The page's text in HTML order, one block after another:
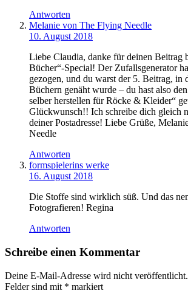
Antworten
Melanie von The Flying Needle
10. August 2018
Liebe Claudia, danke für deinen Beitrag
Bücher“-Special! Der Zufallsgenerator
gezogen, und du warst der 5. Beitrag, in
Büchern genäht wurde – du hast also
selber herstellen für Röcke & Kleider“
Glückwunsch!! Ich schreibe dich gleich
deiner Postadresse! Liebe Grüße,
Needle
Antworten
formspielerins werke
16. August 2018
Die Stoffe sind wirklich süß. Und das
Fotografieren! Regina
Antworten
Schreibe einen Kommentar
Deine E-Mail-Adresse wird nicht veröffentlicht.
Felder sind mit * markiert